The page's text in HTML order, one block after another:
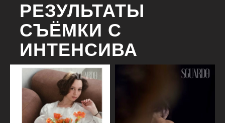
РЕЗУЛЬТАТЫ
СЪЁМКИ С
ИНТЕНСИВА